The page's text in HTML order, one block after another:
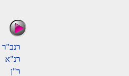
רנב"ר
רנ"א
ר"ן